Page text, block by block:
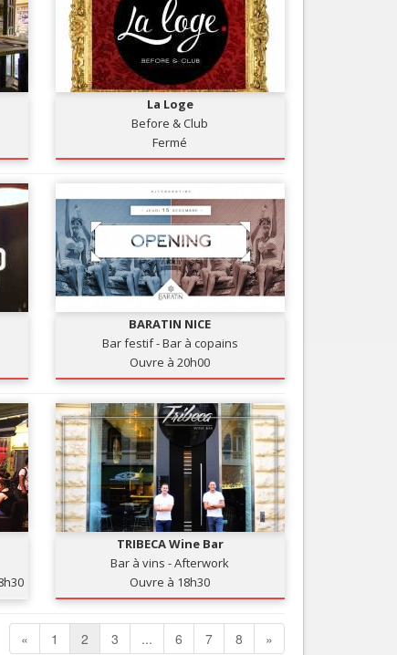
La Loge
Before & Club
Fermé
BARATIN NICE
Bar festif - Bar à copains
Ouvre à 20h00
TRIBECA Wine Bar
Bar à vins - Afterwork
Ouvre à 18h30
« 1 2 3 ... 6 7 8 »